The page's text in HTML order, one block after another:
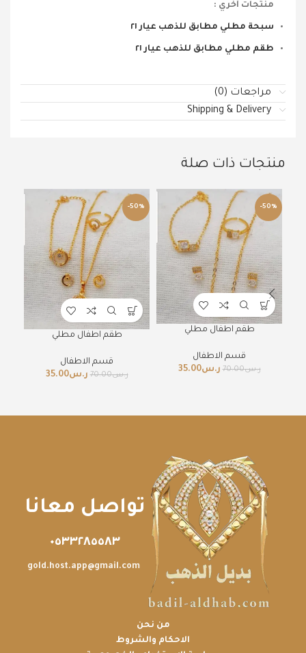
منتجات أخري :
سبحة مطلي مطابق للذهب عيار ٢١
طقم مطلي مطابق للذهب عيار ٢١
مراجعات (0)
Shipping & Delivery
منتجات ذات صلة
-50%
طقم اطفال مطلي
قسم الاطفال
ر.س70.00 ر.س35.00
-50%
طقم اطفال مطلي
قسم الاطفال
ر.س70.00 ر.س35.00
تواصل معانا
٠٥٣٣٢٨٥٥٨٣
gold.host.app@gmail.com
من نحن
الاحكام والشروط